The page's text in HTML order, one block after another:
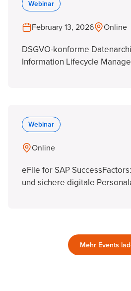
Webinar
February 13, 2026 Online
DSGVO-konforme
Information Lifecycle
Webinar
Online
eFile for SAP
und sichere digitale
Mehr Events